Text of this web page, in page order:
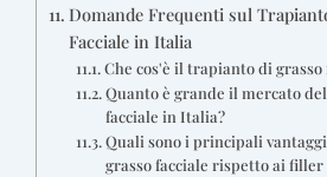
Domande Frequenti sul
Facciale in Italia
Che cos'è il trapianto di grasso
Quanto è grande il mercato
facciale in Italia?
Quali sono i principali
grasso facciale rispetto ai